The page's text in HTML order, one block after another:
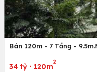
Bán 120m - 7 Tầng -
34 tỷ · 120m
2